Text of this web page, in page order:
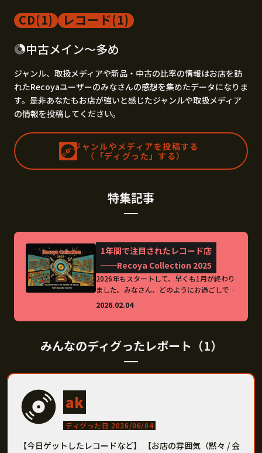
CD(1)
レコード(1)
中古メイン〜多め
ジャンル、取扱メディアや新品・中古の比率の情報はお店を訪
れたRecoyaユーザーのみなさんの感想を集めたデータになりま
す。是非あなたもお店が強いと感じたジャンルや取扱メディア
の情報を投稿してください。
ジャンルやメディアを投稿する
（「ディグった」する）
特集記事
1年間で注目されたレコード店
──Recoya Collection 2025
2026年もスタートして、早くも1月が終わり
ました。みなさん、どのようにお過ごしでし
ょうか。Recoyaはサービス開始から11年目
を突破しています。Recoyaでは、アクセス
2026.02.04
みんなのディグったレポート（1）
ak
ディグった日 2026/06/04
【今日ゲットしたレコードなど】 【お店の雰囲気（黙々 / 会